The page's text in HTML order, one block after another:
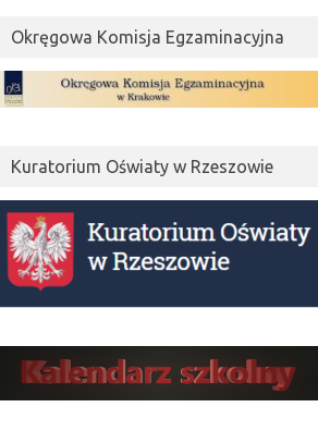
Okręgowa Komisja Egzaminacyjna
Kuratorium Oświaty w Rzeszowie